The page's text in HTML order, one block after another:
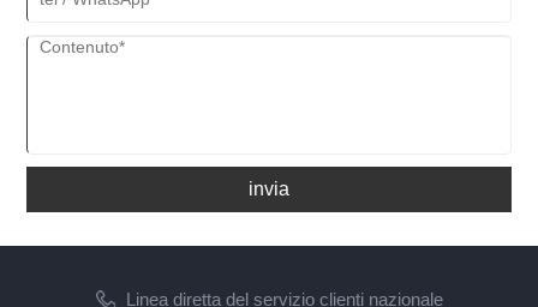
invia
Linea diretta del servizio clienti nazionale